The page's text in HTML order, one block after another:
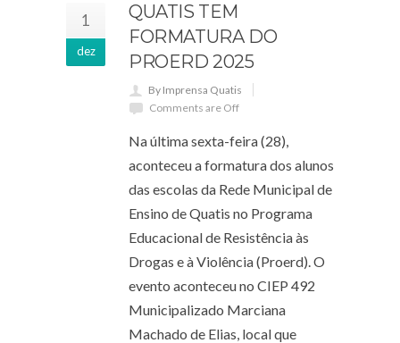
1
dez
QUATIS TEM
FORMATURA DO
PROERD 2025
By Imprensa Quatis
Comments are Off
Na última sexta-feira (28),
aconteceu a formatura dos alunos
das escolas da Rede Municipal de
Ensino de Quatis no Programa
Educacional de Resistência às
Drogas e à Violência (Proerd). O
evento aconteceu no CIEP 492
Municipalizado Marciana
Machado de Elias, local que